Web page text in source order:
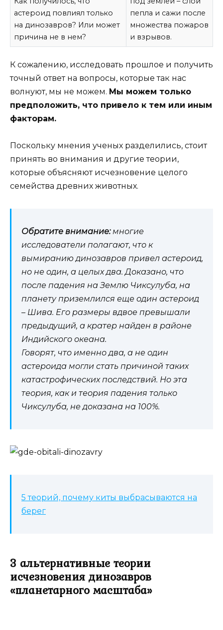
астероид повлиял только
на динозавров? Или может
причина не в нем?
пепла и сажи после
множества пожаров
и взрывов.
К сожалению, исследовать прошлое и получить
точный ответ на вопросы, которые так нас
волнуют, мы не можем. Мы можем только
предположить, что привело к тем или иным
факторам.
Поскольку мнения ученых разделились, стоит
принять во внимания и другие теории,
которые объясняют исчезновение целого
семейства древних животных.
Обратите внимание:многие
исследователи полагают, что к
вымиранию динозавров привел астероид,
но не один, а целых два. Доказано, что
после падения на Землю Чиксулуба, на
планету приземлился еще один астероид
– Шива. Его размеры вдвое превышали
предыдущий, а кратер найден в районе
Индийского океана.
Говорят, что именно два, а не один
астероида могли стать причиной таких
катастрофических последствий. Но эта
теория, как и теория падения только
Чиксулуба, не доказана на 100%.
5 теорий, почему киты выбрасываются на
берег
3 альтернативные теории
исчезновения динозавров
«планетарного масштаба»